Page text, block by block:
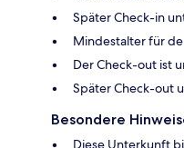
Später Check-in
Mindestalter für
Der Check-out ist
Später Check-out
Besondere
Diese Unterkunft